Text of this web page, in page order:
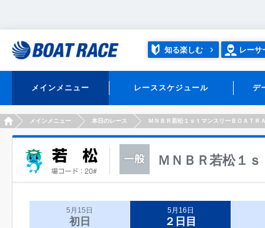
知る楽しむ レーサ
メインメニュー レーススケジュール デ
HOMEメインメニュー 本日のレース ＭＮＢＲ若松１ｓｔマンスリーＢＯＡＴＲ
ＭＮＢＲ若松１
5月15日
初日
5月16日
２日目